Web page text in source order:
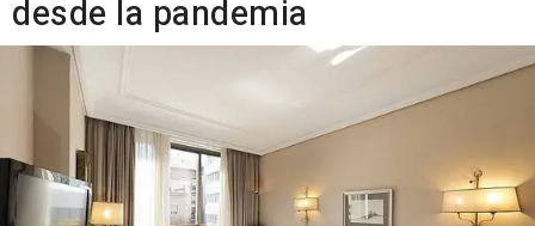
desde la pandemia